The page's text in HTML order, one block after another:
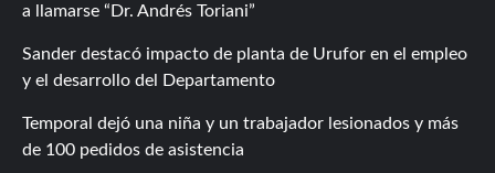
a llamarse “Dr. Andrés Toriani”
Sander destacó impacto de planta de Urufor en el empleo
y el desarrollo del Departamento
Temporal dejó una niña y un trabajador lesionados y más
de 100 pedidos de asistencia